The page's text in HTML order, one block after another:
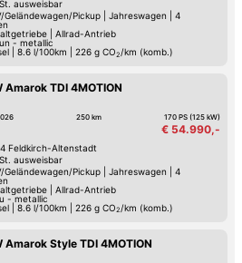
ausweisbar
Geländewagen/Pickup| Jahreswagen
4
| Allrad-Antrieb
- metallic
8.6 l/100km 226 g CO2 /km (komb.)
Amarok TDI 4MOTION
250 km 170 PS (125 kW)
€ 54.990,-
Feldkirch-Altenstadt
ausweisbar
Geländewagen/Pickup| Jahreswagen
4
| Allrad-Antrieb
- metallic
8.6 l/100km 226 g CO2 /km (komb.)
Amarok Style TDI 4MOTION